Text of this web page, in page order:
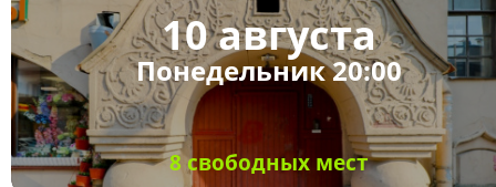
10 августа
Понедельник 20:00
8 свободных мест